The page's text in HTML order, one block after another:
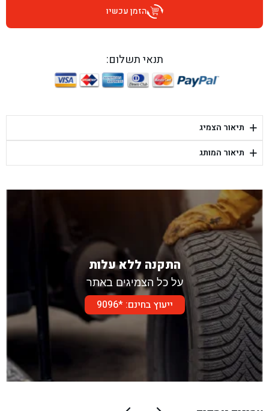
בן גל - היובלים 26, הוד השרון - הוד השרון
בן גל - יפת 88, תל אביב יפו - תל אביב
בן גל - דור אלון הר טוב - בית שמש
הזמן עכשיו
תנאי תשלום:
+ תיאור הצמיג
+ תיאור המותג
התקנה ללא עלות
על כל הצמיגים באתר
ייעוץ בחינם: *9096